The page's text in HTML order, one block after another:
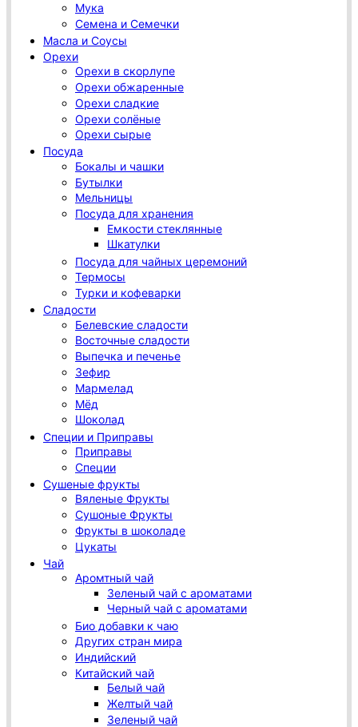
Мука
Семена и Семечки
Масла и Соусы
Орехи
Орехи в скорлупе
Орехи обжаренные
Орехи сладкие
Орехи солёные
Орехи сырые
Посуда
Бокалы и чашки
Бутылки
Мельницы
Посуда для хранения
Емкости стеклянные
Шкатулки
Посуда для чайных церемоний
Термосы
Турки и кофеварки
Сладости
Белевские сладости
Восточные сладости
Выпечка и печенье
Зефир
Мармелад
Мёд
Шоколад
Специи и Приправы
Приправы
Специи
Сушеные фрукты
Вяленые Фрукты
Сушоные Фрукты
Фрукты в шоколаде
Цукаты
Чай
Аромтный чай
Зеленый чай с ароматами
Черный чай с ароматами
Био добавки к чаю
Других стран мира
Индийский
Китайский чай
Белый чай
Желтый чай
Зеленый чай